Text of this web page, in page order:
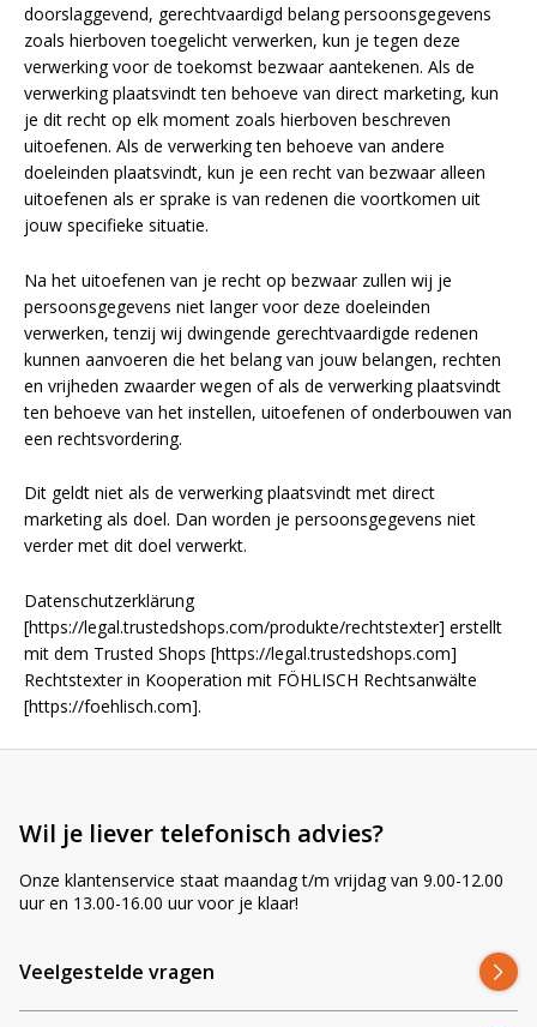
doorslaggevend, gerechtvaardigd belang persoonsgegevens
zoals hierboven toegelicht verwerken, kun je tegen deze
verwerking voor de toekomst bezwaar aantekenen. Als de
verwerking plaatsvindt ten behoeve van direct marketing, kun
je dit recht op elk moment zoals hierboven beschreven
uitoefenen. Als de verwerking ten behoeve van andere
doeleinden plaatsvindt, kun je een recht van bezwaar alleen
uitoefenen als er sprake is van redenen die voortkomen uit
jouw specifieke situatie.
Na het uitoefenen van je recht op bezwaar zullen wij je
persoonsgegevens niet langer voor deze doeleinden
verwerken, tenzij wij dwingende gerechtvaardigde redenen
kunnen aanvoeren die het belang van jouw belangen, rechten
en vrijheden zwaarder wegen of als de verwerking plaatsvindt
ten behoeve van het instellen, uitoefenen of onderbouwen van
een rechtsvordering.
Dit geldt niet als de verwerking plaatsvindt met direct
marketing als doel. Dan worden je persoonsgegevens niet
verder met dit doel verwerkt.
Datenschutzerklärung
[https://legal.trustedshops.com/produkte/rechtstexter] erstellt
mit dem Trusted Shops [https://legal.trustedshops.com]
Rechtstexter in Kooperation mit FÖHLISCH Rechtsanwälte
[https://foehlisch.com].
Wil je liever telefonisch advies?
Onze klantenservice staat maandag t/m vrijdag van 9.00-12.00
uur en 13.00-16.00 uur voor je klaar!
Veelgestelde vragen